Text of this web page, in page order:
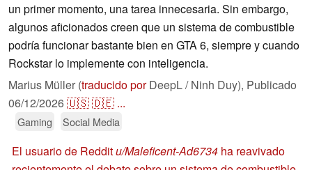
un primer momento, una tarea innecesaria. Sin embargo,
algunos aficionados creen que un sistema de combustible
podría funcionar bastante bien en GTA 6, siempre y cuando
Rockstar lo implemente con inteligencia.
Marius Müller (traducido porDeepL / Ninh Duy), Publicado
06/12/2026🇺🇸🇩🇪 ...
Gaming Social Media
El usuario de Redditu/Maleficent-Ad6734 ha reavivado